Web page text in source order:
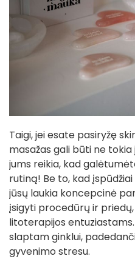
Taigi, jei esate pasiryžę
masažas gali būti ne
jums reikia, kad
rutiną! Be to, kad
jūsų laukia koncepcinė
įsigyti procedūrų ir
litoterapijos
slaptam ginklui,
gyvenimo stresu.